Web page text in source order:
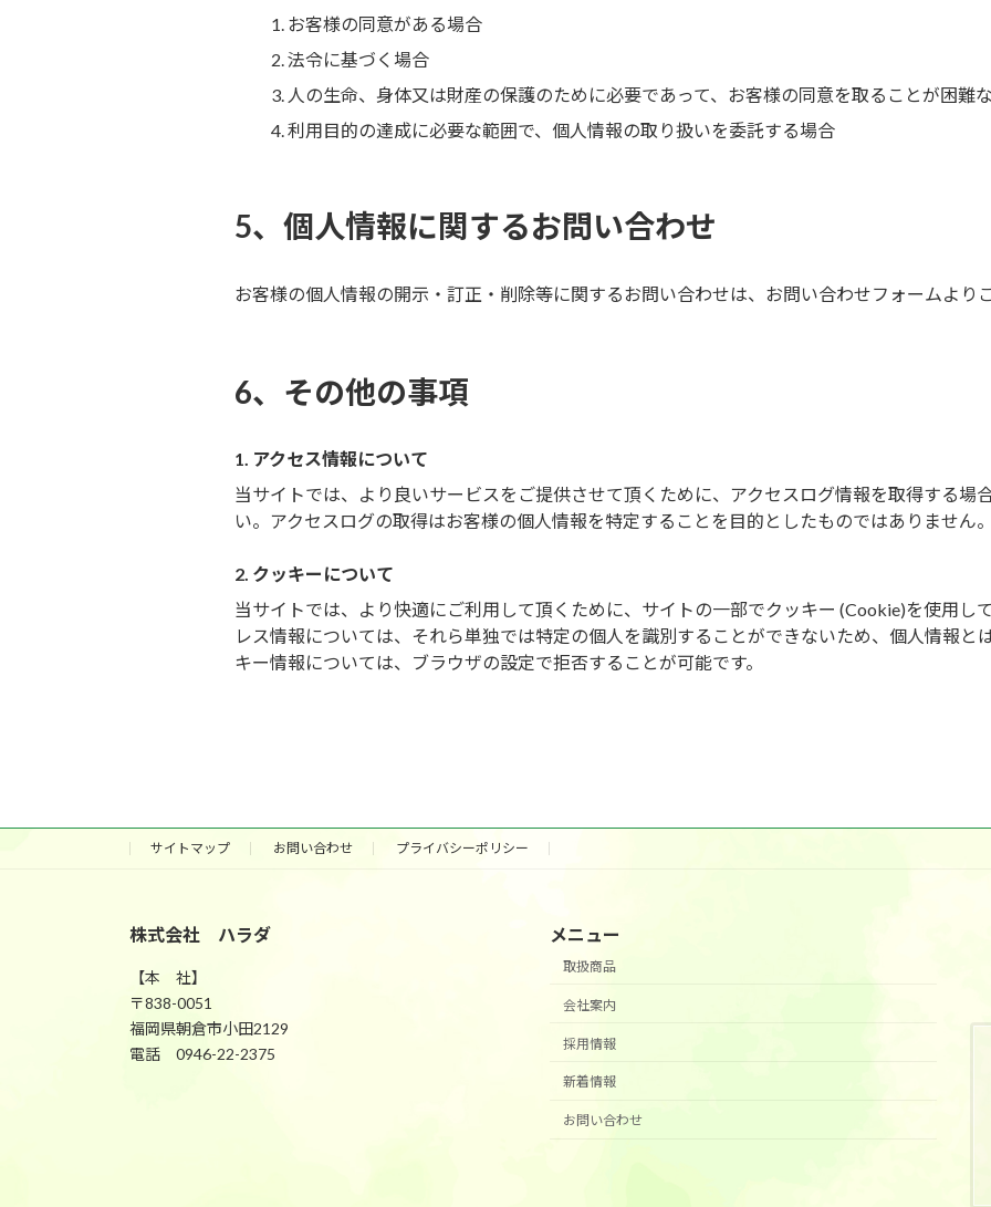
お客様の同意がある場合
法令に基づく場合
人の生命、身体又は財産の保護のために必要であって、お客様の同意を取ることが困難
利用目的の達成に必要な範囲で、個人情報の取り扱いを委託する場合
5、個人情報に関するお問い合わせ
お客様の個人情報の開示・訂正・削除等に関するお問い合わせは、お問い合わせフォームより
6、その他の事項
1. アクセス情報について
当サイトでは、より良いサービスをご提供させて頂くために、アクセスログ情報を取得する場
い。アクセスログの取得はお客様の個人情報を特定することを目的としたものではありません
2. クッキーについて
当サイトでは、より快適にご利用して頂くために、サイトの一部でクッキー (Cookie)を使用し
レス情報については、それら単独では特定の個人を識別することができないため、個人情報と
キー情報については、ブラウザの設定で拒否することが可能です。
サイトマップ お問い合わせ プライバシーポリシー
株式会社 ハラダ
【本 社】
〒838-0051
福岡県朝倉市小田2129
電話 0946-22-2375
メニュー
取扱商品
会社案内
採用情報
新着情報
お問い合わせ